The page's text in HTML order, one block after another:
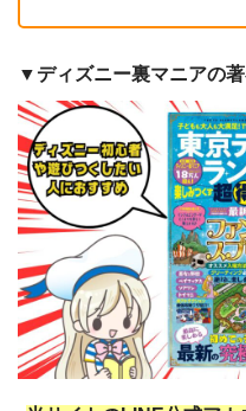
▼ディズニー裏マニアの